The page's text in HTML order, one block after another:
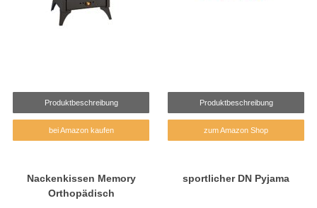
Produktbeschreibung
bei Amazon kaufen
Produktbeschreibung
zum Amazon Shop
Nackenkissen Memory
Orthopädisch
sportlicher DN Pyjama